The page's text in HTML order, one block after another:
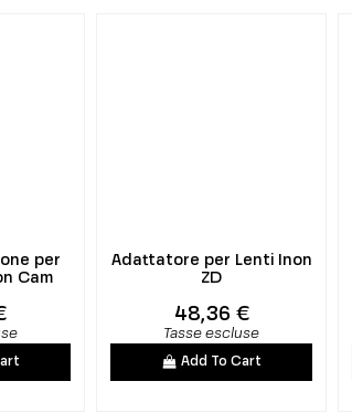
per
Cam
Adattatore per Lenti Inon
ZD
48,36 €
Tasse escluse
Add To Cart